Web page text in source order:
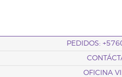
PEDIDOS:
OFICINA